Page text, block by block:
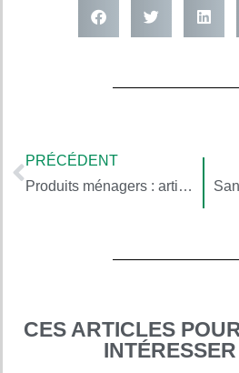
PRÉCÉDENT
Produits ménagers : articuler nettoyage et désinfection
CES ARTICLES